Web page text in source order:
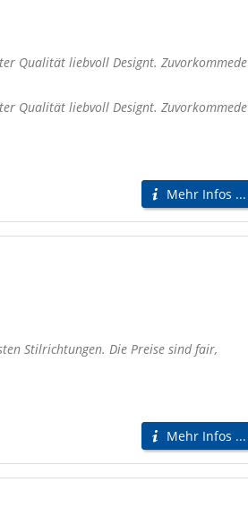
Qualität liebvoll Designt. Zuvorkommede
Qualität liebvoll Designt. Zuvorkommede
Mehr Infos ...
Stilrichtungen. Die Preise sind fair,
Mehr Infos ...